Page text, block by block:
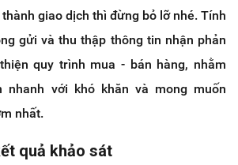
giao dịch thì đừng bỏ lỡ nhé. Tính
gửi và thu thập thông tin nhận phản
quy trình mua - bán hàng, nhằm
nhanh với khó khăn và mong muốn
nhất.
quả khảo sát